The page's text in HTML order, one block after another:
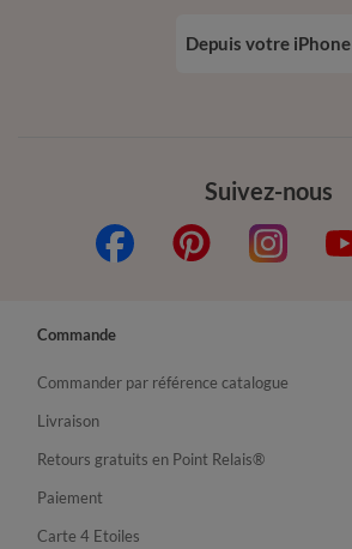
Suivez-nous
Depuis votre iPhone
Commande
Commander par référence catalogue
Livraison
Retours gratuits en Point Relais®
Paiement
Carte 4 Etoiles